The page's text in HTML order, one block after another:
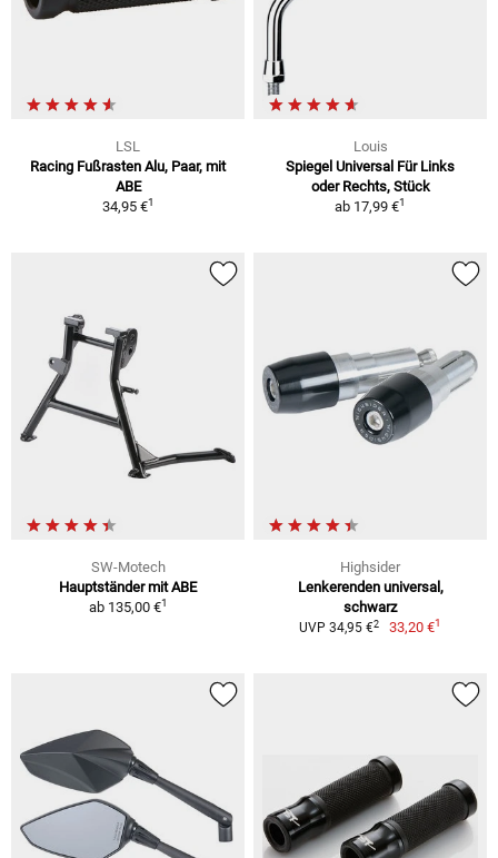
LSL
Racing Fußrasten Alu, Paar, mit
ABE
34,95 €1
Louis
Spiegel Universal Für Links
oder Rechts, Stück
ab 17,99 €1
SW-Motech
Hauptständer mit ABE
ab 135,00 €1
Highsider
Lenkerenden universal,
schwarz
UVP 34,95 €2 33,20 €1